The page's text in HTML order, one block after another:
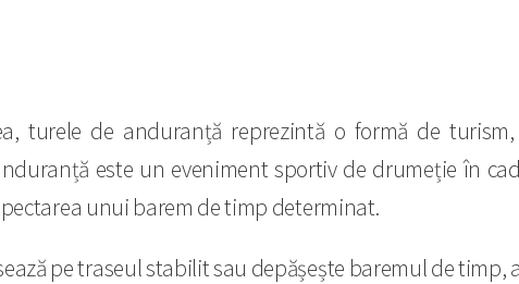
turele de anduranță reprezintă o formă de
este un eveniment sportiv de drumeție în
unui barem de timp determinat.
pe traseul stabilit sau depășește baremul de